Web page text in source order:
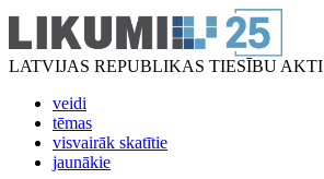
LATVIJAS REPUBLIKAS TIESĪBU AKTI
veidi
tēmas
visvairāk skatītie
jaunākie